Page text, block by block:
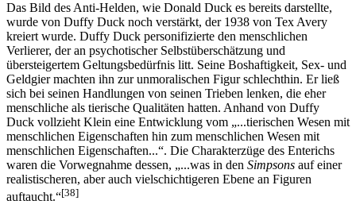
Das Bild des Anti-Helden, wie Donald Duck es bereits darstellte,
wurde von Duffy Duck noch verstärkt, der 1938 von Tex Avery
kreiert wurde. Duffy Duck personifizierte den menschlichen
Verlierer, der an psychotischer Selbstüberschätzung und
übersteigertem Geltungsbedürfnis litt. Seine Boshaftigkeit, Sex- und
Geldgier machten ihn zur unmoralischen Figur schlechthin. Er ließ
sich bei seinen Handlungen von seinen Trieben lenken, die eher
menschliche als tierische Qualitäten hatten. Anhand von Duffy
Duck vollzieht Klein eine Entwicklung vom „...tierischen Wesen mit
menschlichen Eigenschaften hin zum menschlichen Wesen mit
menschlichen Eigenschaften...“. Die Charakterzüge des Enterichs
waren die Vorwegnahme dessen, „...was in den Simpsons auf einer
realistischeren, aber auch vielschichtigeren Ebene an Figuren
auftaucht.“[38]